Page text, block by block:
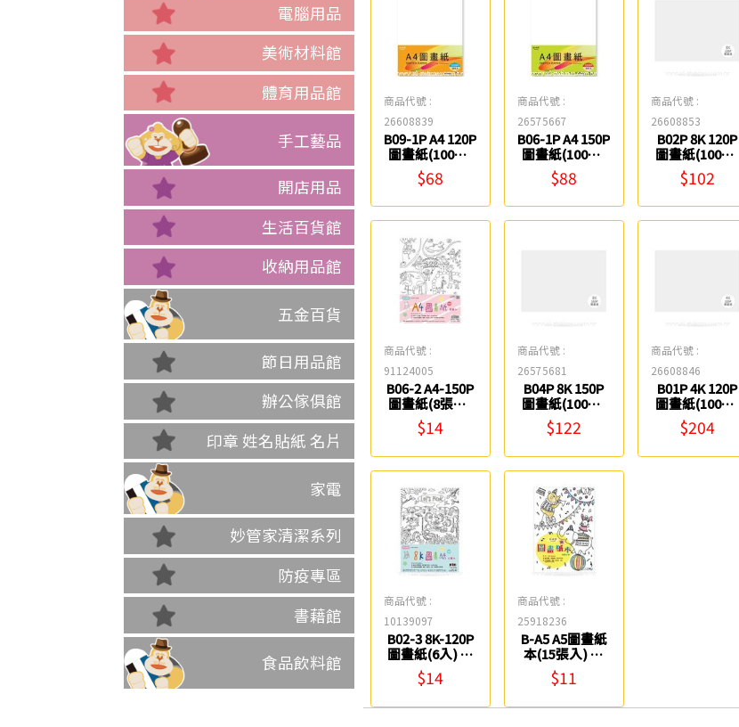
電腦用品
美術材料館
體育用品館
手工藝品
開店用品
生活百貨館
收納用品館
五金百貨
節日用品館
辦公傢俱館
印章 姓名貼紙 名片
家電
妙管家清潔系列
防疫專區
書藉館
食品飲料館
商品代號 :
26608839
B09-1P A4 120P
圖畫紙(100入/
包) 紙博館
$68
商品代號 :
26575667
B06-1P A4 150P
圖畫紙(100入/
包) 紙博館
$88
商品代號 :
26608853
B02P 8K 120P
圖畫紙(100入/
包) 紙博館
$102
商品代號 :
91124005
B06-2 A4-150P
圖畫紙(8張入)
紙博館
$14
商品代號 :
26575681
B04P 8K 150P
圖畫紙(100入/
包) 紙博館
$122
商品代號 :
26608846
B01P 4K 120P
圖畫紙(100入/
包) 紙博館
$204
商品代號 :
10139097
B02-3 8K-120P
圖畫紙(6入) 紙
博館
$14
商品代號 :
25918236
B-A5 A5圖畫紙
本(15張入) 紙
博館
$11